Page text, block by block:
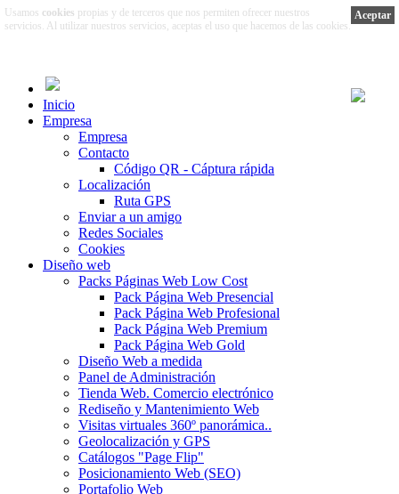
Inicio
Empresa
Empresa
Contacto
Código QR - Cáptura rápida
Localización
Ruta GPS
Enviar a un amigo
Redes Sociales
Cookies
Diseño web
Packs Páginas Web Low Cost
Pack Página Web Presencial
Pack Página Web Profesional
Pack Página Web Premium
Pack Página Web Gold
Diseño Web a medida
Panel de Administración
Tienda Web. Comercio electrónico
Rediseño y Mantenimiento Web
Visitas virtuales 360º panorámica..
Geolocalización y GPS
Catálogos "Page Flip"
Posicionamiento Web (SEO)
Portafolio Web
Aceptar
Usamos cookies propias y de terceros que nos permiten ofrecer nuestros
servicios. Al utilizar nuestros servicios, aceptas el uso que hacemos de las cookies.